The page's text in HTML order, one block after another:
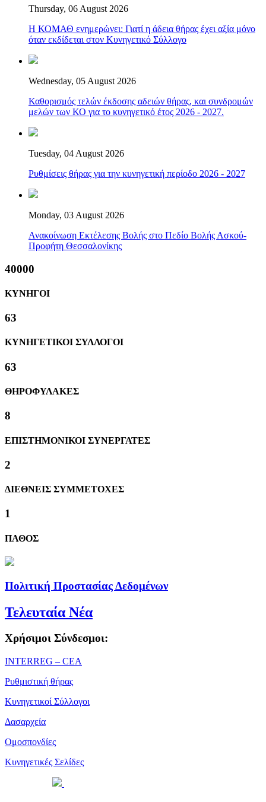
Thursday, 06 August 2026
Η ΚΟΜΑΘ ενημερώνει: Γιατί η άδεια θήρας έχει αξία μόνο
όταν εκδίδεται στον Κυνηγετικό Σύλλογο
Wednesday, 05 August 2026
Καθορισμός τελών έκδοσης αδειών θήρας, και συνδρομών
μελών των ΚΟ για το κυνηγετικό έτος 2026 - 2027.
Tuesday, 04 August 2026
Ρυθμίσεις θήρας για την κυνηγετική περίοδο 2026 - 2027
Monday, 03 August 2026
Ανακοίνωση Εκτέλεσης Βολής στο Πεδίο Βολής Ασκού-
Προφήτη Θεσσαλονίκης
40000
ΚΥΝΗΓΟΙ
63
ΚΥΝΗΓΕΤΙΚΟΙ ΣΥΛΛΟΓΟΙ
63
ΘΗΡΟΦΥΛΑΚΕΣ
8
ΕΠΙΣΤΗΜΟΝΙΚΟΙ ΣΥΝΕΡΓΑΤΕΣ
2
ΔΙΕΘΝΕΙΣ ΣΥΜΜΕΤΟΧΕΣ
1
ΠΑΘΟΣ
Πολιτική Προστασίας Δεδομένων
Τελευταία Νέα
Χρήσιμοι Σύνδεσμοι:
ΙΝΤΕRREG – CEA
Ρυθμιστική θήρας
Κυνηγετικοί Σύλλογοι
Δασαρχεία
Ομοσπονδίες
Κυνηγετικές Σελίδες